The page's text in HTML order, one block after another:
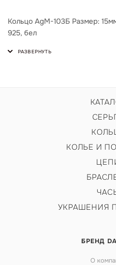
Кольцо AgМ-103Б Размер:
925, бел
КОЛЬЕ И
УКРАШЕНИЯ
БРЕНД
О